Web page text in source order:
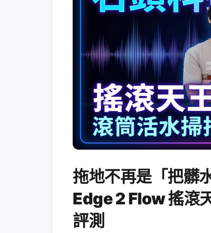
拖地不再是「把髒
Edge 2 Flow 搖滾
評測